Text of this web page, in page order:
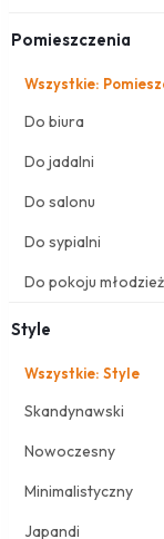
Pomieszczenia
Wszystkie:
Do biura
Do jadalni
Do salonu
Do sypialni
Do pokoju
Style
Wszystkie: Style
Skandynawski
Nowoczesny
Minimalistyczny
Japandi